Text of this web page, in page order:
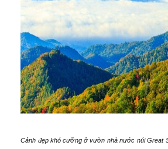
Cảnh đẹp khó cưỡng ở vườn nhà nước núi Great